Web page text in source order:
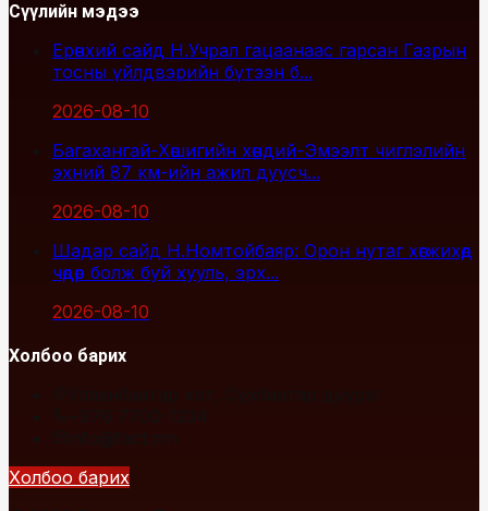
Сүүлийн мэдээ
Ерөнхий сайд Н.Учрал гацаанаас гарсан Газрын
тосны үйлдвэрийн бүтээн б...
2026-08-10
Багахангай-Хөшигийн хөндий-Эмээлт чиглэлийн
эхний 87 км-ийн ажил дуусч...
2026-08-10
Шадар сайд Н.Номтойбаяр: Орон нутаг хөгжихөд
чөдөр болж буй хууль, эрх...
2026-08-10
Холбоо барих
Холбоо барих